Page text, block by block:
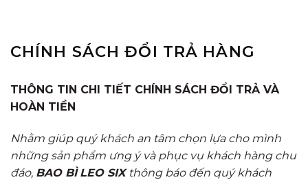
CHÍNH SÁCH ĐỔI TRẢ HÀNG
THÔNG TIN CHI TIẾT CHÍNH SÁCH ĐỔI TRẢ VÀ
HOÀN TIỀN
Nhằm giúp quý khách an tâm chọn lựa cho mình
những sản phẩm ưng ý và phục vụ khách hàng chu
đáo, BAO BÌ LEO SIX thông báo đến quý khách